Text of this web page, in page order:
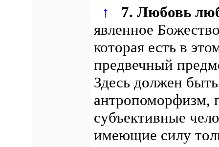
↑ 7. Любовь
явленное
которая есть в
предвечный
Здесь должен
антропоморфизм,
субъективные
имеющие силу